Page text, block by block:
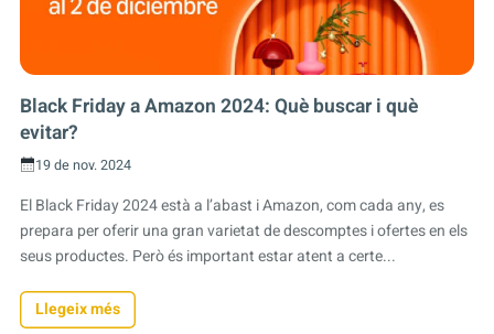
Black Friday a Amazon 2024: Què buscar i què
evitar?
19 de nov. 2024
El Black Friday 2024 està a l’abast i Amazon, com cada any, es
prepara per oferir una gran varietat de descomptes i ofertes en els
seus productes. Però és important estar atent a certe...
Llegeix més